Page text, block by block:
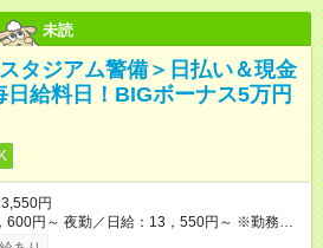
未読
タジアム警備＞日払い＆現金
給料日！BIGボーナス5万円
円
円～ 夜勤／日給：13，550円～ ※勤務数
日勤／日給：10，400円 夜勤／日給：12，